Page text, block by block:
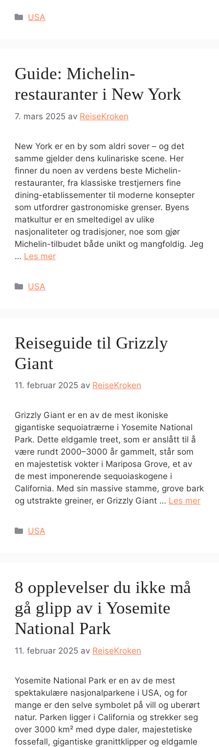
Kategorier
USA
Guide: Michelin-
restauranter i New York
7. mars 2025 av ReiseKroken
New York er en by som aldri sover – og det
samme gjelder dens kulinariske scene. Her
finner du noen av verdens beste Michelin-
restauranter, fra klassiske trestjerners fine
dining-etablissementer til moderne konsepter
som utfordrer gastronomiske grenser. Byens
matkultur er en smeltedigel av ulike
nasjonaliteter og tradisjoner, noe som gjør
Michelin-tilbudet både unikt og mangfoldig. Jeg
… Les mer
Kategorier
USA
Reiseguide til Grizzly
Giant
11. februar 2025 av ReiseKroken
Grizzly Giant er en av de mest ikoniske
gigantiske sequoiatrærne i Yosemite National
Park. Dette eldgamle treet, som er anslått til å
være rundt 2000–3000 år gammelt, står som
en majestetisk vokter i Mariposa Grove, et av
de mest imponerende sequoiaskogene i
California. Med sin massive stamme, grove bark
og utstrakte greiner, er Grizzly Giant … Les mer
Kategorier
USA
8 opplevelser du ikke må
gå glipp av i Yosemite
National Park
11. februar 2025 av ReiseKroken
Yosemite National Park er en av de mest
spektakulære nasjonalparkene i USA, og for
mange er den selve symbolet på vill og uberørt
natur. Parken ligger i California og strekker seg
over 3000 km² med dype daler, majestetiske
fossefall, gigantiske granittklipper og eldgamle